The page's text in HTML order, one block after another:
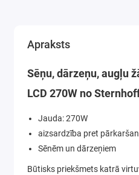
Apraksts
Sēņu, dārzeņu, augļu
LCD 270W no
Jauda: 270W
aizsardzība pret
Sēnēm un dārzeņiem
Būtisks priekšmets katrā